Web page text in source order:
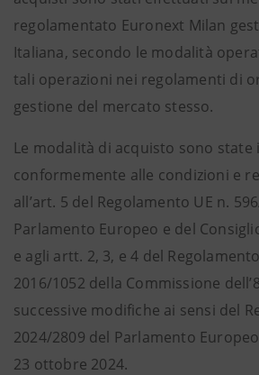
regolamentato Euronext Milan
Italiana, secondo le modalità
tali operazioni nei regolamenti di
gestione del mercato stesso.
Le modalità di acquisto sono state
conformemente alle condizioni e
all’art. 5 del Regolamento UE n.
Parlamento Europeo e del
e agli artt. 2, 3, e 4 del
2016/1052 della Commissione
successive modifiche ai sensi del
2024/2809 del Parlamento
23 ottobre 2024.